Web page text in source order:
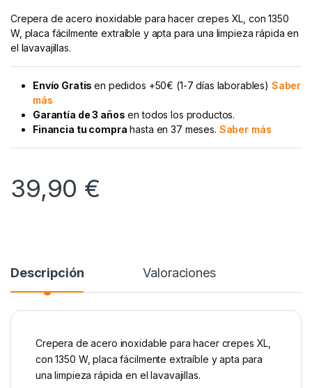
Crepera de acero inoxidable para hacer crepes XL, con 1350
W, placa fácilmente extraíble y apta para una limpieza rápida en
el lavavajillas.
Envío Gratisen pedidos +50€ (1-7 días laborables) Saber
más
Garantía de 3 años en todos los productos.
Financia tu compra hasta en 37 meses. Saber más
39,90 €
Descripción Valoraciones
Crepera de acero inoxidable para hacer crepes XL,
con 1350 W, placa fácilmente extraíble y apta para
una limpieza rápida en el lavavajillas.